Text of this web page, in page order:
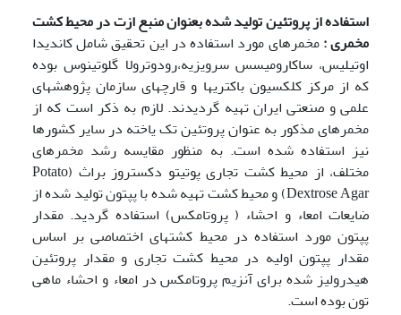
استفاده از پروتئین تولید شده بعنوان منبع ازت در محیط کشت
مخمری :مخمرهای مورد استفاده در این تحقیق شامل کاندیدا
اوتیلیس، ساکارومیسس سرویزیه،رودوترولا گلوتینوس بوده
که از مرکز کلکسیون باکتریها و قارچهای سازمان پژوهشهای
علمی و صنعتی ایران تهیه گردیدند. لازم به ذکر است که از
مخمرهای مذکور به عنوان پروتئین تک یاخته در سایر کشورها
نیز استفاده شده است. به منظور مقایسه رشد مخمرهای
مختلف، از محیط کشت تجاری پوتیتو دکستروز براث (Potato
Dextrose Agar) و محیط کشت تهیه شده با پپتون تولید شده از
ضایعات امعاء و احشاء ( پروتامکس) استفاده گردید. مقدار
پپتون مورد استفاده در محیط کشتهای اختصاصی بر اساس
مقدار پپتون اولیه در محیط کشت تجاری و مقدار پروتئین
هیدرولیز شده برای آنزیم پروتامکس در امعاء و احشاء ماهی
تون بوده است.